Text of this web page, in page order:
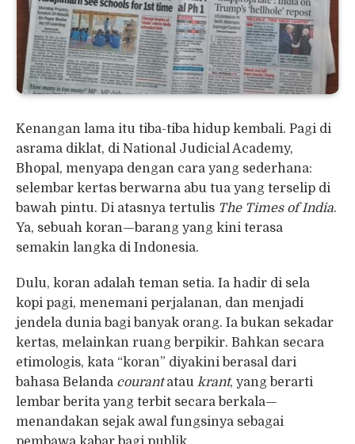
Kenangan lama itu tiba-tiba hidup kembali. Pagi di
asrama diklat, di National Judicial Academy,
Bhopal, menyapa dengan cara yang sederhana:
selembar kertas berwarna abu tua yang terselip di
bawah pintu. Di atasnya tertulis The Times of India.
Ya, sebuah koran—barang yang kini terasa
semakin langka di Indonesia.
Dulu, koran adalah teman setia. Ia hadir di sela
kopi pagi, menemani perjalanan, dan menjadi
jendela dunia bagi banyak orang. Ia bukan sekadar
kertas, melainkan ruang berpikir. Bahkan secara
etimologis, kata “koran” diyakini berasal dari
bahasa Belanda courantatau krant, yang berarti
lembar berita yang terbit secara berkala—
menandakan sejak awal fungsinya sebagai